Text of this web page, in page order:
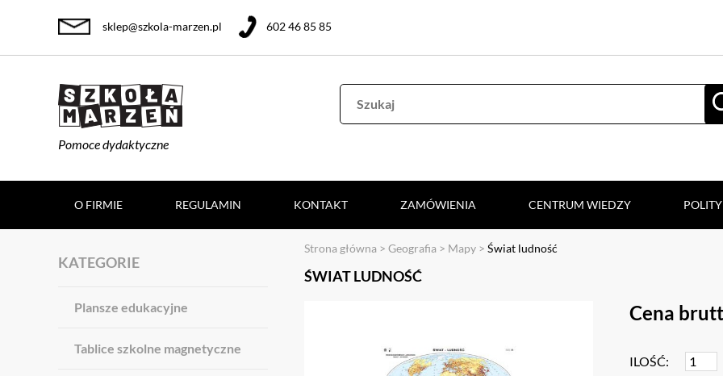
Pomoce dydaktyczne
sklep@szkola-marzen.pl 602 46 85 85
O FIRMIE REGULAMIN KONTAKT ZAMÓWIENIA CENTRUM WIEDZY
KATEGORIE
Plansze edukacyjne
Tablice szkolne magnetyczne
Strona główna > Geografia > Mapy > Świat ludność
ŚWIAT LUDNOŚĆ
Cena
ILOŚĆ: